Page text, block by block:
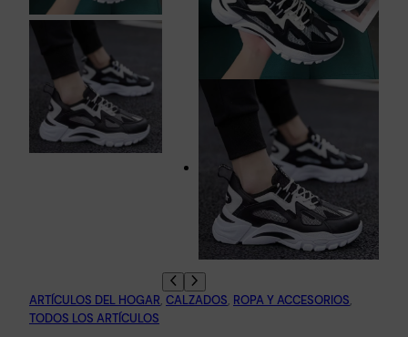
ARTÍCULOS DEL HOGAR, CALZADOS, ROPA Y ACCESORIOS
TODOS LOS ARTÍCULOS